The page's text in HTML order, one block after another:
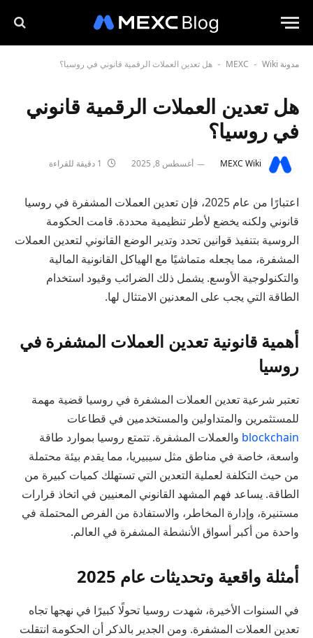
مدونة MEXC - Wiki
- هل تعدين العملات الرقمية قانوني في روسيا؟
هل تعدين العملات الرقمية قانوني
في روسيا؟
MEXC Wiki أغسطس 8, 2025
اعتبارًا من عام 2025، فإن تعدين العملات المشفرة في روسيا
قانوني ولكنه يخضع لأطر تنظيمية محددة. قامت الحكومة
الروسية بتنفيذ قوانين تحدد وتدير الوضع القانوني لتعدين العملات
المشفرة، مما يجعله متماشيًا مع الهياكل القانونية المالية
والتكنولوجية الأوسع. يشمل ذلك الضرائب وقيود استخدام
الطاقة التي يجب على المعدنين الامتثال لها.
أهمية قانونية تعدين العملات المشفرة في
روسيا
تعتبر شرعية تعدين العملات المشفرة في روسيا قضية مهمة
للمستثمرين والمتداولين والمستخدمين في قطاعات
blockchain والعملات المشفرة. تتمتع روسيا بموارد طاقة
واسعة، خاصة في مناطق مثل سيبيريا، مما يقدم بيئة محتملة
من حيث التكلفة لعملية التعدين التي تستهلك كميات كبيرة من
الطاقة. يساعد فهم المشهد القانوني المعنيين في اتخاذ قرارات
مستنيرة، وإدارة المخاطر، والاستفادة من الفرص المحتملة في
واحدة من أكبر أسواق الأنشطة المشفرة في العالم.
أمثلة واقعية وتحديثات عام 2025
في السنوات الأخيرة، شهدت روسيا تحولًا كبيرًا في نهجها تجاه
تعدين العملات المشفرة. ومن الجدير بالذكر أن الحكومة انتقلت